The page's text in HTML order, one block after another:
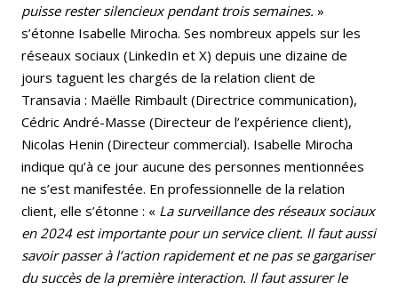
puisse rester silencieux pendant trois semaines. »
s’étonne Isabelle Mirocha. Ses nombreux appels sur les
réseaux sociaux (LinkedIn et X) depuis une dizaine de
jours taguent les chargés de la relation client de
Transavia : Maëlle Rimbault (Directrice communication),
Cédric André-Masse (Directeur de l’expérience client),
Nicolas Henin (Directeur commercial). Isabelle Mirocha
indique qu’à ce jour aucune des personnes mentionnées
ne s’est manifestée. En professionnelle de la relation
client, elle s’étonne : « La surveillance des réseaux sociaux
en 2024 est importante pour un service client. Il faut aussi
savoir passer à l’action rapidement et ne pas se gargariser
du succès de la première interaction. Il faut assurer le